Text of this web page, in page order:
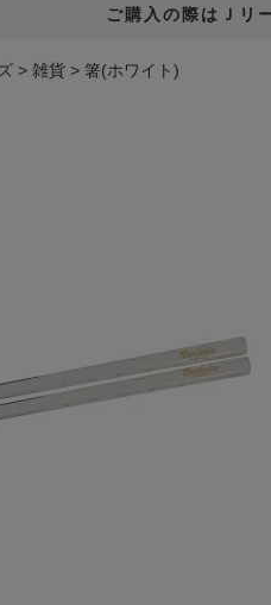
ご購入の際はＪリ
雑貨 箸(ホワイト)